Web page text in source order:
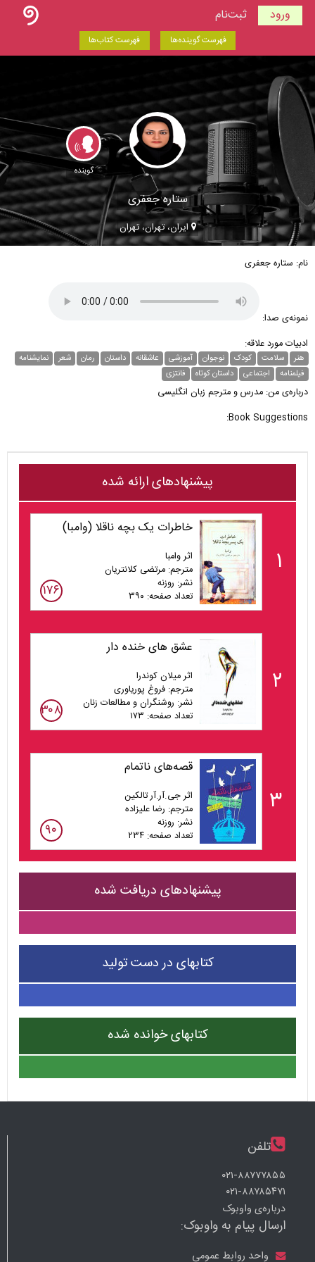
ورود ثبت‌نام
فهرست گوینده‌ها فهرست کتاب‌ها
گوینده
ستاره جعفری
ایران، تهران، تهران
نام: ستاره جعفری
نمونه‌ی صدا:
ادبیات مورد علاقه:
هنر سلامت کودک نوجوان آموزشی عاشقانه داستان رمان شعر
نمایشنامه
فیلمنامه
اجتماعی داستان کوتاه فانتزی
درباره‌ی من: مدرس و مترجم زبان انگلیسی
Book Suggestions:
پیشنهادهای ارائه شده
۱
خاطرات یک بچه ناقلا (وامبا)
اثر وامبا
مترجم: مرتضی کلانتریان
نشر: روزنه
تعداد صفحه: ۳۹۰
۱۷۶
۲
عشق های خنده دار
اثر میلان کوندرا
مترجم: فروغ پوریاوری
نشر: روشنگران و مطالعات زنان
تعداد صفحه: ۱۷۳
۳۰۸
۳
قصه‌های ناتمام
اثر جی.آر.آر تالکین
مترجم: رضا علیزاده
نشر: روزنه
تعداد صفحه: ۲۳۴
۹۰
پیشنهادهای دریافت شده
کتابهای در دست تولید
کتابهای خوانده شده
تلفن
۰۲۱-۸۸۷۷۷۸۵۵
۰۲۱-۸۸۷۸۵۴۷۱
درباره‌ی واوبوک
ارسال پیام به واوبوک:
واحد روابط عمومی